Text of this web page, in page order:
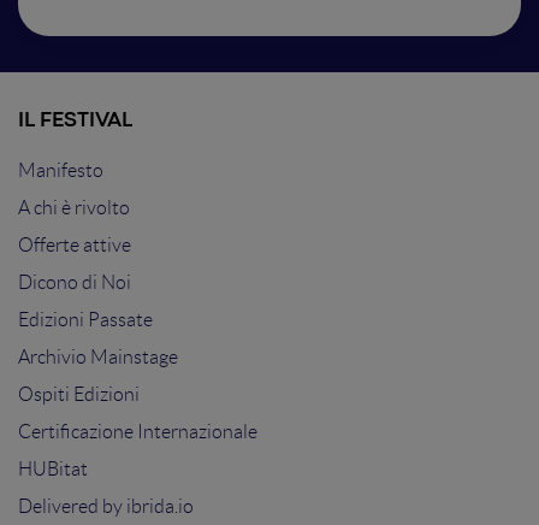
IL FESTIVAL
Manifesto
A chi è rivolto
Offerte attive
Dicono di Noi
Edizioni Passate
Archivio Mainstage
Ospiti Edizioni
Certificazione Internazionale
HUBitat
Delivered by ibrida.io